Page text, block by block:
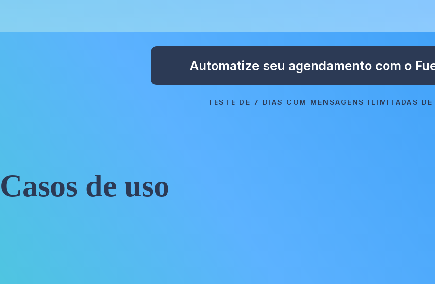
Automatize seu agendamento com o
TESTE DE 7 DIAS COM MENSAGENS ILIMITADAS
Casos de uso